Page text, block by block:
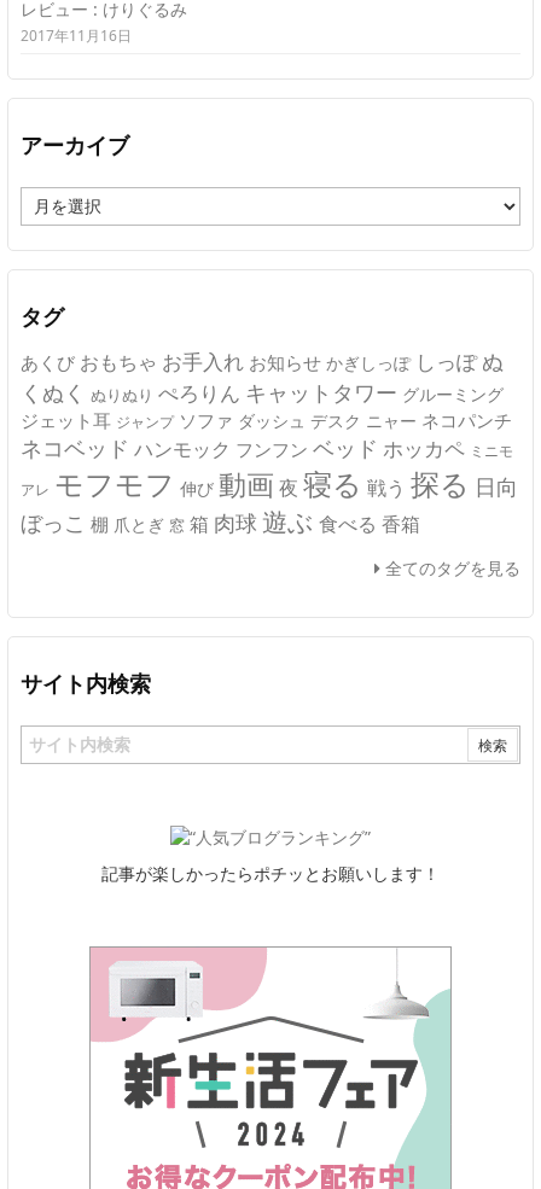
レビュー : けりぐるみ
2017年11月16日
アーカイブ
ー
カ
イ
タグ
あくび おもちゃ お手入れ お知らせ かぎしっぽ しっぽ ぬ
くぬく ぬりぬり ぺろりん キャットタワー グルーミング
ジェット耳 ジャンプ ソファ ダッシュ デスク ニャー ネコパンチ
ネコベッド ハンモック フンフン ベッド ホッカペ ミニモ
アレ モフモフ 伸び 動画 夜 寝る 戦う 探る 日向
ぼっこ 棚 爪とぎ 窓 箱 肉球 遊ぶ 食べる 香箱
全てのタグを見る
サイト内検索
記事が楽しかったらポチッとお願いします！